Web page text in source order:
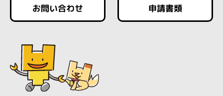
お問い合わせ 申請書類